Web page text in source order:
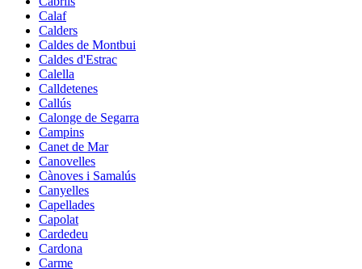
Calaf
Calders
Caldes de Montbui
Caldes d'Estrac
Calella
Calldetenes
Callús
Calonge de Segarra
Campins
Canet de Mar
Canovelles
Cànoves i Samalús
Canyelles
Capellades
Capolat
Cardedeu
Cardona
Carme